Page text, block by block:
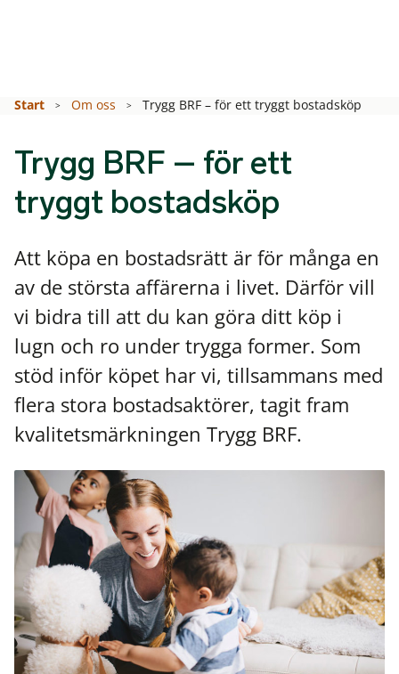
Start Om oss Trygg BRF – för ett tryggt bostadsköp
Trygg BRF – för ett
tryggt bostadsköp
Att köpa en bostadsrätt är för många en
av de största affärerna i livet. Därför vill
vi bidra till att du kan göra ditt köp i
lugn och ro under trygga former. Som
stöd inför köpet har vi, tillsammans med
flera stora bostadsaktörer, tagit fram
kvalitetsmärkningen Trygg BRF.